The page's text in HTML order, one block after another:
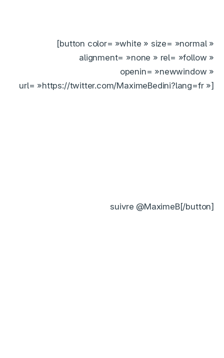
[button color= »white » size= »normal »
alignment= »none » rel= »follow »
openin= »newwindow »
url= »https://twitter.com/MaximeBedini?lang=fr »]
suivre @MaximeB[/button]